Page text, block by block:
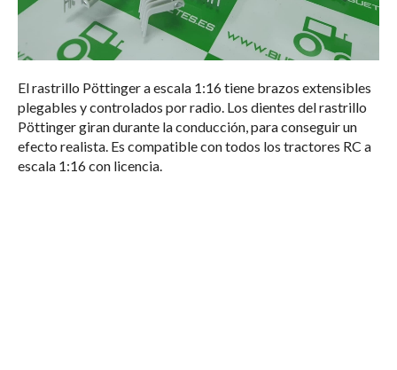
El rastrillo Pöttinger a escala 1:16 tiene brazos extensibles
plegables y controlados por radio. Los dientes del rastrillo
Pöttinger giran durante la conducción, para conseguir un
efecto realista. Es compatible con todos los tractores RC a
escala 1:16 con licencia.